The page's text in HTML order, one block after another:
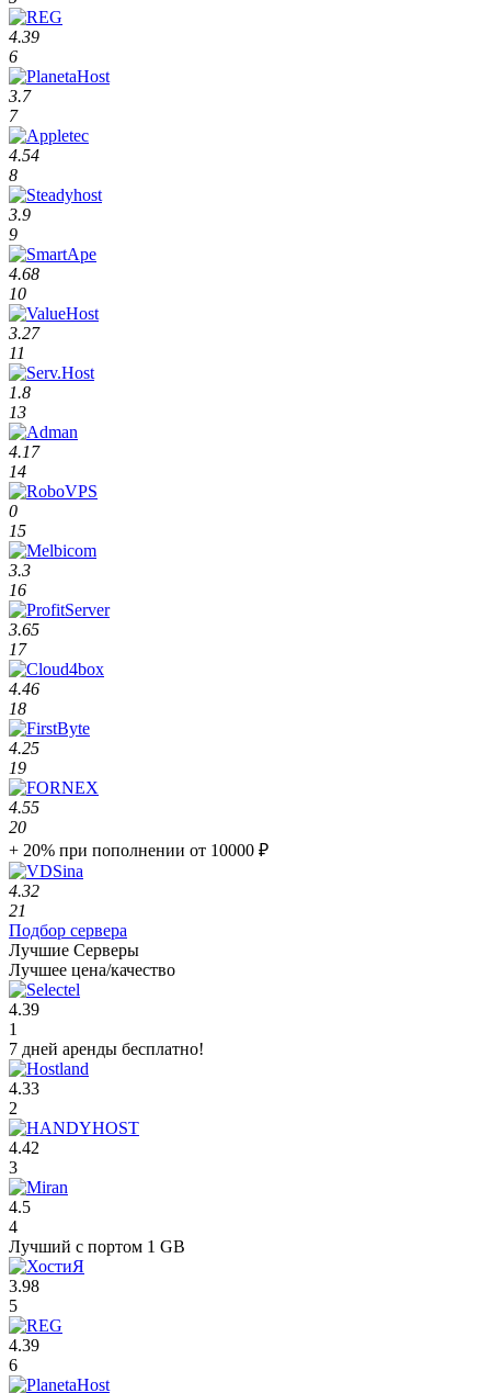
4.39
6
3.7
7
4.54
8
3.9
9
4.68
10
3.27
11
1.8
13
4.17
14
0
15
3.3
16
3.65
17
4.46
18
4.25
19
4.55
20
+ 20% при пополнении от 10000 ₽
4.32
21
Подбор сервера
Лучшие Серверы
Лучшее цена/качество
4.39
1
7 дней аренды бесплатно!
4.33
2
4.42
3
4.5
4
Лучший с портом 1 GB
3.98
5
4.39
6